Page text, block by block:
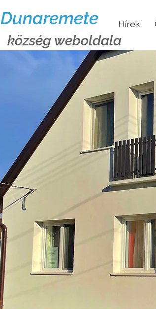
Dunaremete Hírek
község weboldala